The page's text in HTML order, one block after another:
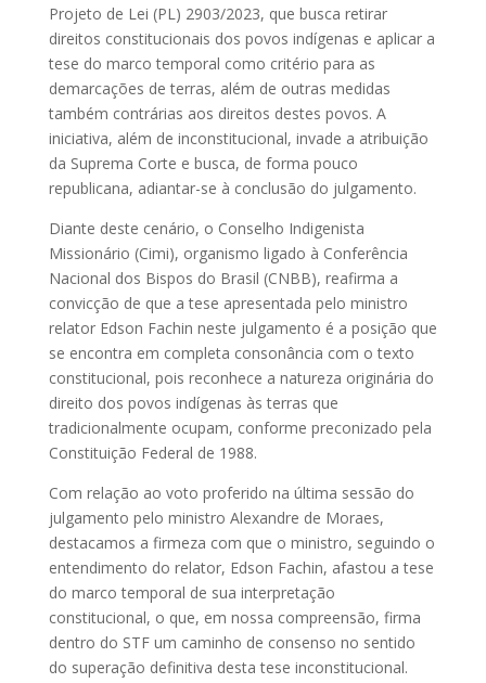
Projeto de Lei (PL) 2903/2023, que busca retirar
direitos constitucionais dos povos indígenas e aplicar a
tese do marco temporal como critério para as
demarcações de terras, além de outras medidas
também contrárias aos direitos destes povos. A
iniciativa, além de inconstitucional, invade a atribuição
da Suprema Corte e busca, de forma pouco
republicana, adiantar-se à conclusão do julgamento.
Diante deste cenário, o Conselho Indigenista
Missionário (Cimi), organismo ligado à Conferência
Nacional dos Bispos do Brasil (CNBB), reafirma a
convicção de que a tese apresentada pelo ministro
relator Edson Fachin neste julgamento é a posição que
se encontra em completa consonância com o texto
constitucional, pois reconhece a natureza originária do
direito dos povos indígenas às terras que
tradicionalmente ocupam, conforme preconizado pela
Constituição Federal de 1988.
Com relação ao voto proferido na última sessão do
julgamento pelo ministro Alexandre de Moraes,
destacamos a firmeza com que o ministro, seguindo o
entendimento do relator, Edson Fachin, afastou a tese
do marco temporal de sua interpretação
constitucional, o que, em nossa compreensão, firma
dentro do STF um caminho de consenso no sentido
do superação definitiva desta tese inconstitucional.